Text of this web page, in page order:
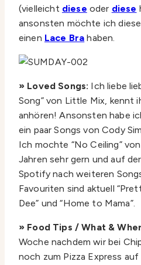
(vielleicht diese oder diese
ansonsten möchte ich
einen Lace Bra haben.
» Loved Songs: Ich liebe
Song” von Little Mix, kennt
anhören! Ansonsten habe
ein paar Songs von Cody
Ich mochte “No Ceiling”
Jahren sehr gern und auf
Spotify nach weiteren
Favouriten sind aktuell
Dee” und “Home to Mama”.
» Food Tips / What &
Woche nachdem wir bei
noch zum Pizza Express